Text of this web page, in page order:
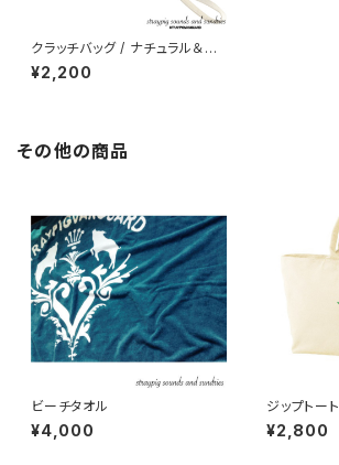
クラッチバッグ / ナチュラル＆フ
レンチレッド
¥2,200
その他の商品
ビーチタオル
¥4,000
ジップトート
¥2,800